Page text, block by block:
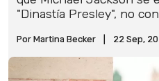
"Dinastía Presley", no
Por Martina Becker 22 Sep,